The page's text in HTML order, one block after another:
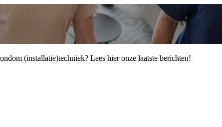
(installatie)techniek? Lees hier onze laatste berichten!